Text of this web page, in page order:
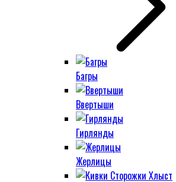
Багры
Ввертыши
Гирлянды
Жерлицы